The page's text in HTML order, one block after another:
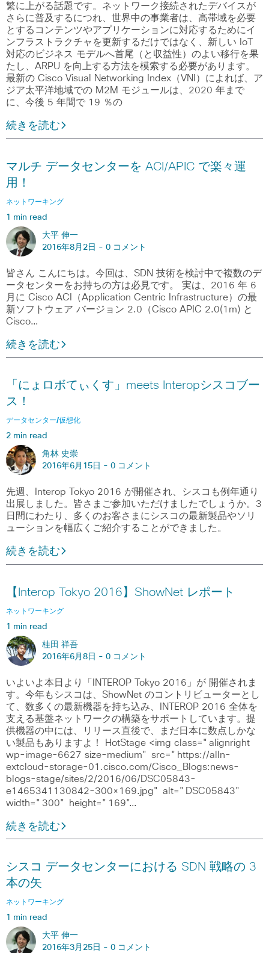
繁に上がる話題です。ネットワーク接続されたデバイスが
さらに普及するにつれ、世界中の事業者は、高帯域を必要
とするコンテンツやアプリケーションに対応するためにイ
ンフラストラクチャを更新するだけではなく、新しい Io​​T
対応のビジネス モデルへ首尾（と収益性）のよい移行を果
たし、ARPU を向上する方法を模索する必要があります。
最新の Cisco Visual Networking Index（VNI）によれば、ア
ジア太平洋地域での M2M モジュールは、2020 年まで
に、今後 5 年間で 19 ％の
続きを読む
マルチ データセンターを ACI/APIC で楽々運
用！
ネットワーキング
1 min read
大平 伸一
2016年8月2日 - 0 コメント
皆さん こんにちは。今回は、SDN 技術を検討中で複数のデ
ータセンターをお持ちの方は必見です。 実は、2016 年 6
月に Cisco ACI（Application Centric Infrastructure）の最
新ソフトウェア バージョン 2.0（Cisco APIC 2.0(1m) と
Cisco…
続きを読む
「にょロボてぃくす」meets Interopシスコブー
ス！
データセンター/仮想化
2 min read
角林 史崇
2016年6月15日 - 0 コメント
先週、Interop Tokyo 2016 が開催され、シスコも例年通り
出展しました。皆さまご参加いただけましたでしょうか。3
日間にわたり、多くのお客さまにシスコの最新製品やソリ
ューションを幅広くご紹介することができました。
続きを読む
【Interop Tokyo 2016】ShowNet レポート
ネットワーキング
1 min read
桂田 祥吾
2016年6月8日 - 0 コメント
いよいよ本日より「INTEROP Tokyo 2016」が 開催されま
す。今年もシスコは、ShowNet のコントリビューターとし
て、数多くの最新機器を持ち込み、INTEROP 2016 全体を
支える基盤ネットワークの構築をサポートしています。提
供機器の中には、リリース直後で、まだ日本に数点しかな
い製品もありますよ！ HotStage <img class="alignright
wp-image-6627 size-medium" src="https://alln-
extcloud-storage-01.cisco.com/Cisco_Blogs:news-
blogs-stage/sites/2/2016/06/DSC05843-
e1465341130842-300×169.jpg" alt="DSC05843"
width="300" height="169"…
続きを読む
シスコ データセンターにおける SDN 戦略の 3
本の矢
ネットワーキング
1 min read
大平 伸一
2016年3月25日 - 0 コメント